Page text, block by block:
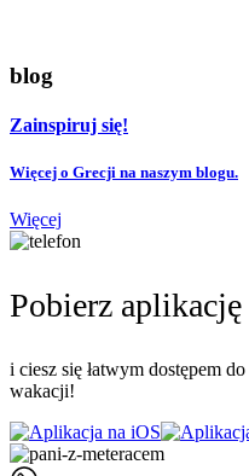
blog
Zainspiruj się!
Więcej o Grecji na naszym blogu.
Więcej
Pobierz
i ciesz się łatwym dostępem
wakacji!